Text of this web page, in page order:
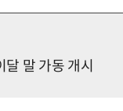
말 가동 개시